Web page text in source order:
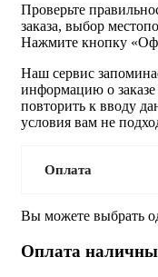
Проверьте
заказа, выбор
Нажмите кнопку
Наш сервис
информацию о
повторить к вводу
условия вам не
Оплата
Вы можете выбрать
Оплата